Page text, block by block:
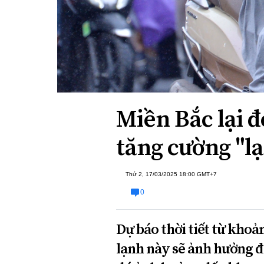
Xi nhan Trái Phải
Bạn đọc viết
Miền Bắc lại
tăng cường
Thứ 2, 17/03/2025 18:00 GMT+7
0
Dự báo thời tiết từ
lạnh này sẽ ảnh hưởng